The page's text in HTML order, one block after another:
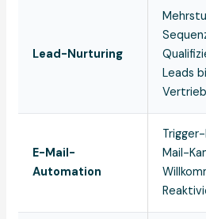
Lead-Nurturing
Leads
E-Mail-
Automation
Mail-